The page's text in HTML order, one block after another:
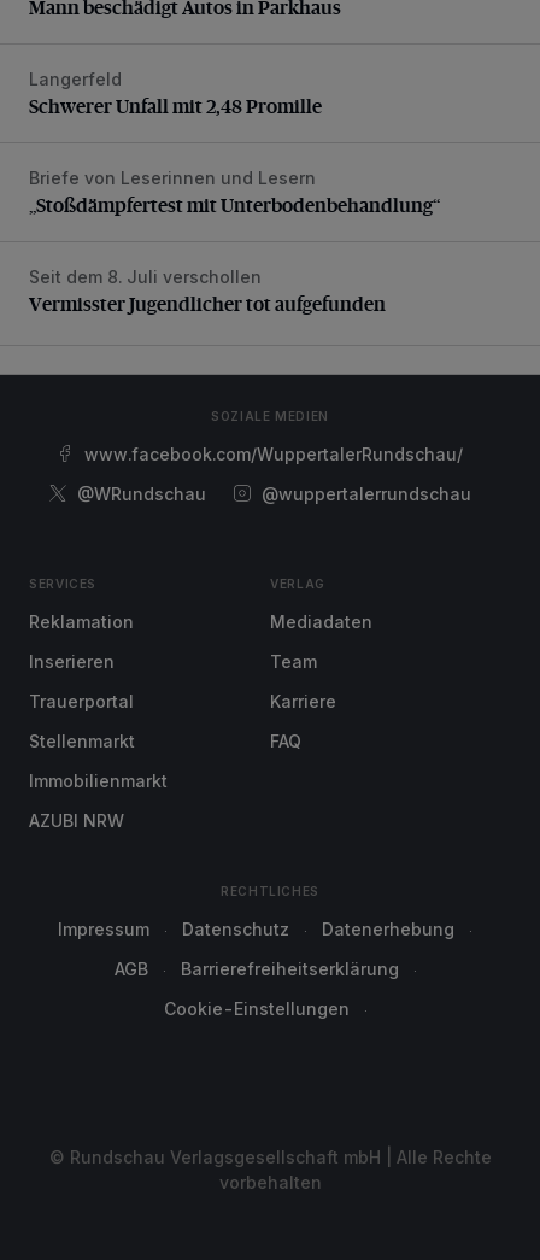
Mann beschädigt Autos in Parkhaus
Schwerer Unfall mit 2,48 Promille
Langerfeld
Schwerer Unfall mit 2,48 Promille
„Stoßdämpfertest mit Unterbodenbehandlung“
Briefe von Leserinnen und Lesern
„Stoßdämpfertest mit Unterbodenbehandlung“
Vermisster Jugendlicher tot aufgefunden
Seit dem 8. Juli verschollen
Vermisster Jugendlicher tot aufgefunden
SOZIALE MEDIEN
www.facebook.com/WuppertalerRundschau/
@WRundschau
@wuppertalerrundschau
SERVICES
Reklamation
Inserieren
Trauerportal
Stellenmarkt
Immobilienmarkt
AZUBI NRW
VERLAG
Mediadaten
Team
Karriere
FAQ
RECHTLICHES
Impressum Datenschutz
Datenerhebung
AGB
Barrierefreiheitserklärung
Cookie-Einstellungen
© Rundschau Verlagsgesellschaft mbH | Alle Rechte
vorbehalten